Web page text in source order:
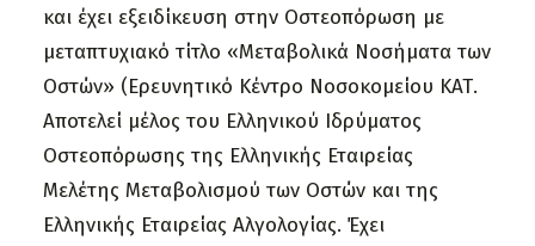
και έχει εξειδίκευση στην Οστεοπόρωση με
μεταπτυχιακό τίτλο «Μεταβολικά Νοσήματα των
Οστών» (Ερευνητικό Κέντρο Νοσοκομείου ΚΑΤ.
Αποτελεί μέλος του Ελληνικού Ιδρύματος
Οστεοπόρωσης της Ελληνικής Εταιρείας
Μελέτης Μεταβολισμού των Οστών και της
Ελληνικής Εταιρείας Αλγολογίας. Έχει